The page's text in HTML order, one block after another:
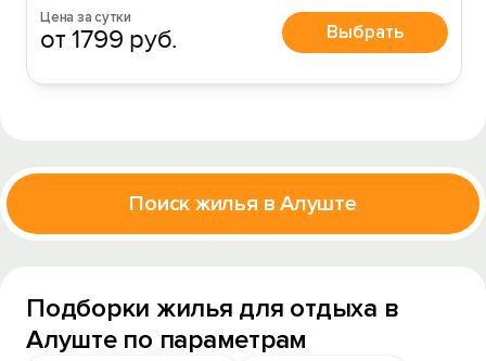
Цена за сутки
от 1799 руб. Выбрать
Поиск жилья в Алуште
Подборки жилья для отдыха в
Алуште по параметрам